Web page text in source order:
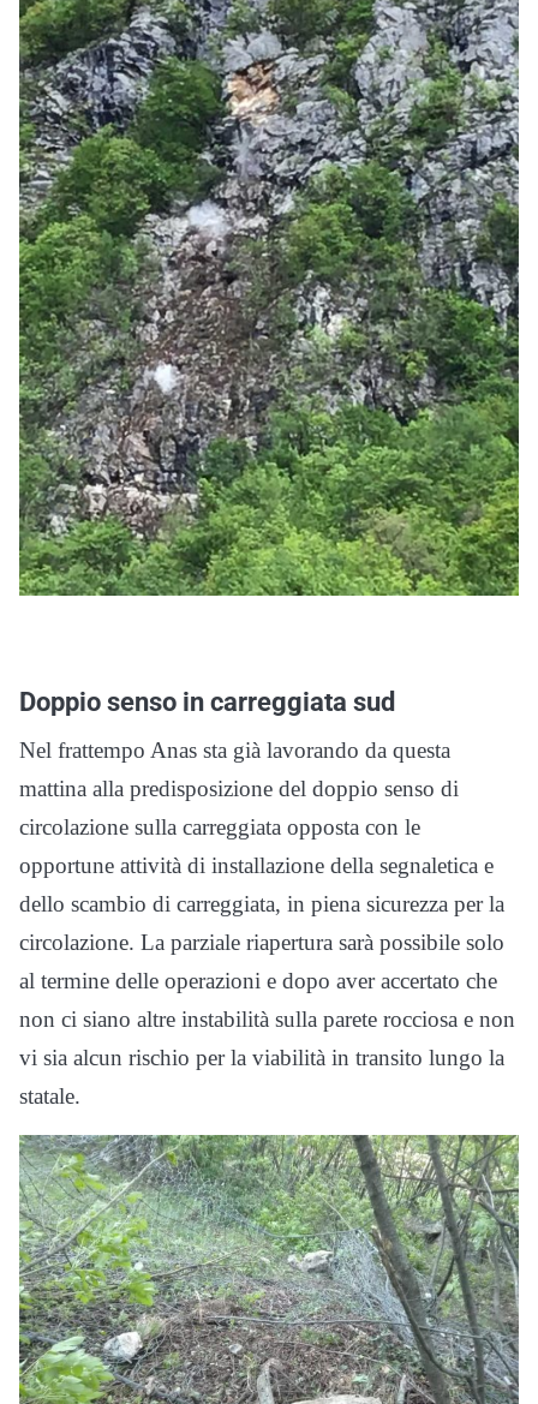
Doppio senso in carreggiata sud
Nel frattempo Anas sta già lavorando da questa
mattina alla predisposizione del doppio senso di
circolazione sulla carreggiata opposta con le
opportune attività di installazione della segnaletica e
dello scambio di carreggiata, in piena sicurezza per la
circolazione. La parziale riapertura sarà possibile solo
al termine delle operazioni e dopo aver accertato che
non ci siano altre instabilità sulla parete rocciosa e non
vi sia alcun rischio per la viabilità in transito lungo la
statale.